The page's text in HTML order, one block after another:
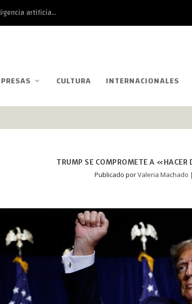
artificia...
CULTURA INTERNACIONALES
TRUMP SE COMPROMETE A «HACER
Publicado porValeria Machado